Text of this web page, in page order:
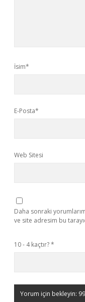
İsim*
E-Posta*
Web Sitesi
Daha sonraki
ve site adresim bu
10 - 4 kaçtır?*